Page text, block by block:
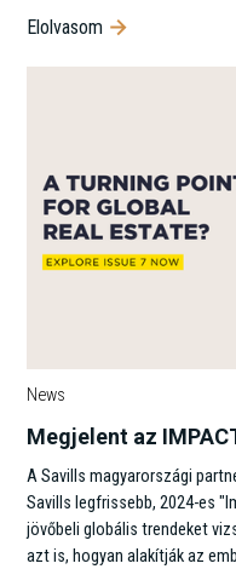
Elolvasom
News
Megjelent az
A Savills magyarországi
Savills legfrissebb, 2024-es
jövőbeli globális trendeket
azt is, hogyan alakítják az